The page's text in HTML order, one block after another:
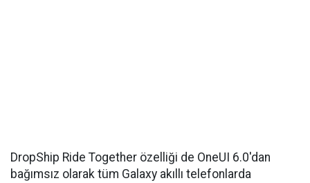
DropShip Ride Together özelliği de OneUI 6.0'dan
bağımsız olarak tüm Galaxy akıllı telefonlarda